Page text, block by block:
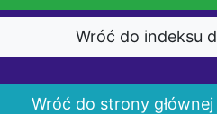
Wróć do indeksu
Wróć do strony